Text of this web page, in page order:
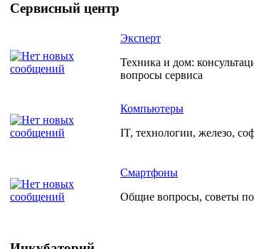
Сервисный центр
Эксперт
Техника и дом:
вопросы сервиса
Компьютеры
IT, технологии, железо,
Смартфоны
Общие вопросы, советы